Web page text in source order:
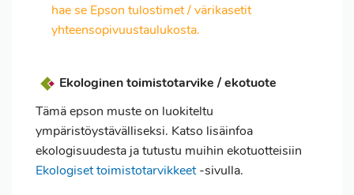
hae se Epson tulostimet / värikasetit
yhteensopivuustaulukosta.
Ekologinen toimistotarvike / ekotuote
Tämä epson muste on luokiteltu
ympäristöystävälliseksi. Katso lisäinfoa
ekologisuudesta ja tutustu muihin ekotuotteisiin
Ekologiset toimistotarvikkeet-sivulla.